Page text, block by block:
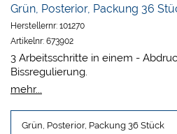
Grün, Posterior, Packung 36
Herstellernr: 101270
Artikelnr: 673902
3 Arbeitsschritte in einem -
Bissregulierung.
Mit nur einer Abformung wird
Partielle Abformung bei
Schnellere Abformung, weniger
mehr...